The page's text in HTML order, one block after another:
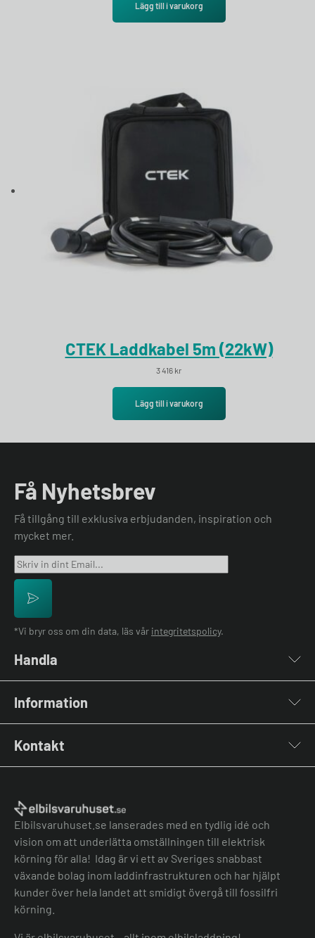
Lägg till i varukorg
CTEK Laddkabel 5m (22kW)
3 416 kr
Lägg till i varukorg
Få Nyhetsbrev
Få tillgång till exklusiva erbjudanden, inspiration och
mycket mer.
*Vi bryr oss om din data, läs vår integritetspolicy.
Handla
Laddkablar
Kabelhållare
Stolpar & Fästen
Information
Lastbalansering
Grön teknik bidrag
Jämför laddboxar
Köpvillkor
Kontakt
Elbilsvaruhuset.se lanserades med en tydlig idé och
vision om att underlätta omställningen till elektrisk
körning för alla! Idag är vi ett av Sveriges snabbast
växande bolag inom laddinfrastrukturen och har hjälpt
kunder över hela landet att smidigt övergå till fossilfri
körning.